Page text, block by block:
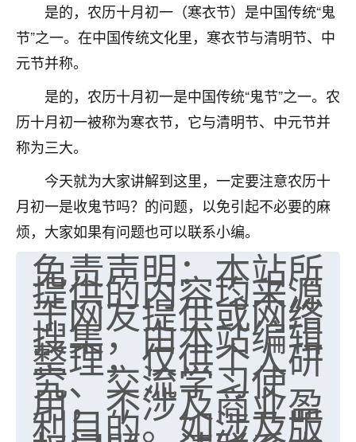
是的，农历十月初一（寒衣节）是中国传统“鬼
节”之一。在中国传统文化里，寒衣节与清明节、中
元节并称。
是的，农历十月初一是中国传统“鬼节”之一。农
历十月初一被称为寒衣节，它与清明节、中元节并
称为三大。
今天就为大家讲解到这里，一定要注意农历十
月初一是收鬼节吗？的问题，以免引起不必要的麻
烦，大家如果有问题也可以联系小编。
免责声明：本站所
提供的内容均来源
于网友提供或网络
搜集，由本站编辑
整理，仅供个人研
究、交流学习使
用，不涉及商业盈
利目的。如涉及版
Jessica李
老师做不做超度法事？我想给我奶奶做超度，她今年
刚去世了。
七零老顽童 ：我母亲前年离世，刚开始我经常
做梦梦见她，后来也是朋友介绍，找到慧来老
师，安排了超度法事，做梦再也没有梦到过
超度，现在看来，人不信也不行。
2天前 来自云南 11
优秀的张同学
老师收徒吗？？我对这些很感兴趣
2天前 来自山西 15